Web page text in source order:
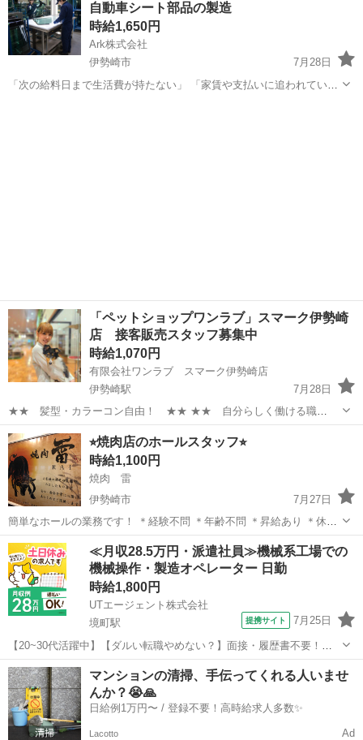
崎市》 人気の工場のお仕...自動車シート部品の製造
時給1,650円
Ark株式会社
伊勢崎市
7月28日
「次の給料日まで生活費が持たない」 「家賃や支払いに追われてい
「ペットショップワンラブ」スマーク伊勢崎
店 接客販売スタッフ募集中
時給1,070円
有限会社ワンラブ スマーク伊勢崎店
伊勢崎駅
7月28日
★★ 髪型・カラーコン自由！ ★★ ★★ 自分らしく働ける職
場！ ★★ 安定した会社で、 可愛い動物たちと触れ合いながら ワー
クライフバランスを取りやすい仕事しませんか？ ★WワークOK！【同
業他社不可】 ...
群馬 伊勢崎市 伊勢崎駅 その他
⭐︎焼肉店のホールスタッフ⭐︎
時給1,100円
焼肉 雷
伊勢崎市
7月27日
簡単なホールの業務です！ ＊経験不問 ＊年齢不問 ＊昇給あり ＊休日
は木曜日、他 ＊主婦・学生の方、大歓迎 ＊高校生OK スタッフは主婦
や学生が多く 優しくアットホームな職場です(^^) 一緒に楽しく働ける
方お待ちして...
群馬 伊勢崎市 その他 スタッフ
≪月収28.5万円・派遣社員≫機械系工場での
機械操作・製造オペレーター 日勤
時給1,800円
UTエージェント株式会社
境町駅
提携サイト 7月25日
【20~30代活躍中】【ダルい転職やめない？】面接・履歴書不要！た
った3分で最短当日内定！【9月までの期間限定】短期で稼げる高時給
1800円◎工場内の設備点検！日勤専属♪未経験歓迎《Jekg1-AC》 詳細
情報 ～～工場内...
群馬 伊勢崎市 その他
マンションの清掃、手伝ってくれる人いませ
んか？😭🙏
日給例1万円〜 / 登録不要！高時給求人多数✨
Lacotto Ad